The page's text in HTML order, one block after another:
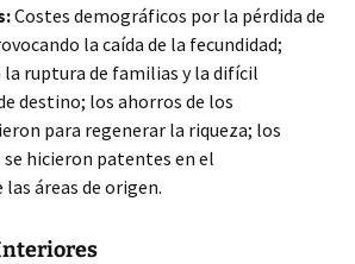
Costes demográficos por la pérdida de
la caída de la fecundidad;
la ruptura de familias y la difícil
destino; los ahorros de los
para regenerar la riqueza; los
hicieron patentes en el
áreas de origen.